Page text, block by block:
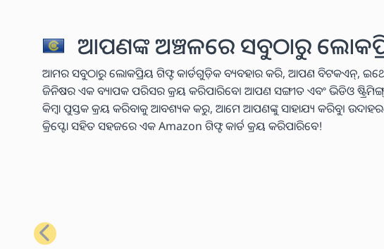
ଆପଣଙ୍କ ଅଞ୍ଚଳରେ ସବୁଠାରୁ
ଆମର ସବୁଠାରୁ ଲୋକପ୍ରିୟ ଗିଫ୍ଟ କାର୍ଡଗୁଡ଼ିକ ବ୍ୟବହାର କରି, ଆପଣ ବିଟକଏନ୍,
ଜିନିଷର ଏକ ବ୍ୟାପକ ପରିସର କ୍ରୟ କରିପାରିବେ। ଆପଣ ସଙ୍ଗୀତ ଏବଂ ଭିଡିଓ
କିମ୍ବା ପୁସ୍ତକ କ୍ରୟ କରିବାକୁ ଆବଶ୍ୟକ କରୁ, ଆମେ ଆପଣଙ୍କୁ ସାହାଯ୍ୟ କରିବୁ।
କ୍ରିପ୍ଟୋ ସହିତ ସହଜରେ ଏକ Amazon ଗିଫ୍ଟ କାର୍ଡ କ୍ରୟ କରିପାରିବେ!
ପୂର୍ବ